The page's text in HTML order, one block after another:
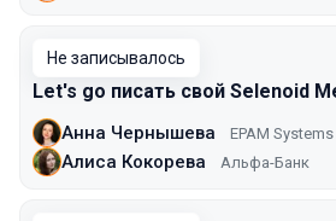
Не записывалось
Let's go писать свой Selenoid
Анна Чернышева EPAM Systems
Алиса Кокорева Альфа-Банк